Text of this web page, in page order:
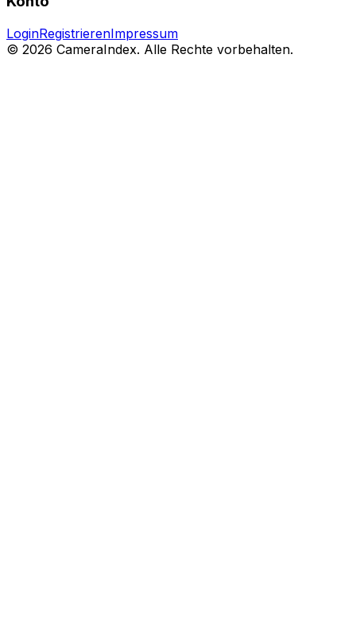
LoginRegistrierenImpressum
© 2026 CameraIndex. Alle Rechte vorbehalten.